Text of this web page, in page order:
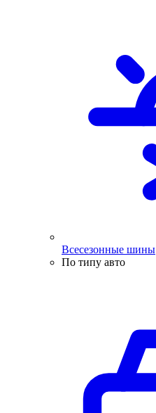
Всесезонные шины
По типу авто